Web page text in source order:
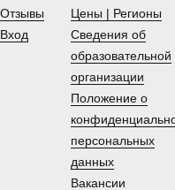
Отзывы
Вход
Цены | Регионы
Сведения об
образовательной
организации
Положение о
персональных
данных
Вакансии